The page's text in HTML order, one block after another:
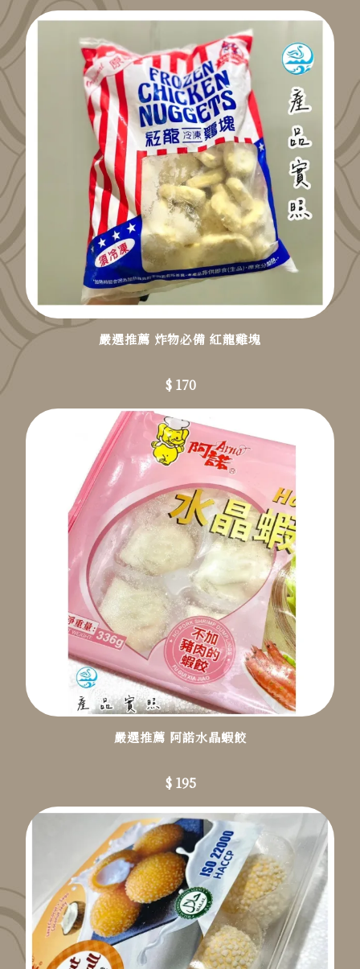
嚴選推薦 炸物必備 紅龍雞塊
$ 170
嚴選推薦 阿諾水晶蝦餃
$ 195